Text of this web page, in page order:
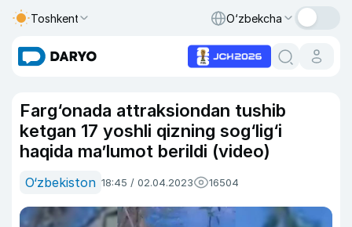
Toshkent O‘zbekcha
Farg‘onada attraksiondan tushib
ketgan 17 yoshli qizning sog‘lig‘i
haqida maʼlumot berildi (video)
O‘zbekiston 18:45 / 02.04.2023 16504